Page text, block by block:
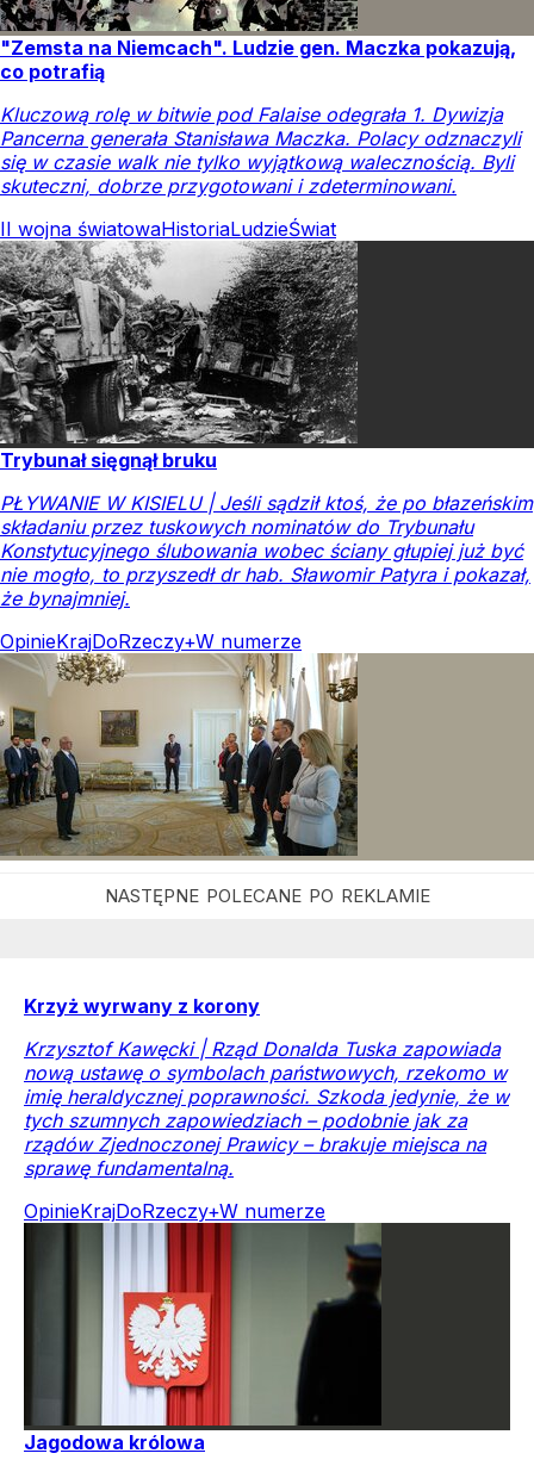
"Zemsta na Niemcach". Ludzie gen. Maczka pokazują,
co potrafią
Kluczową rolę w bitwie pod Falaise odegrała 1. Dywizja
Pancerna generała Stanisława Maczka. Polacy odznaczyli
się w czasie walk nie tylko wyjątkową walecznością. Byli
skuteczni, dobrze przygotowani i zdeterminowani.
II wojna światowaHistoriaLudzieŚwiat
Trybunał sięgnął bruku
PŁYWANIE W KISIELU | Jeśli sądził ktoś, że po błazeńskim
składaniu przez tuskowych nominatów do Trybunału
Konstytucyjnego ślubowania wobec ściany głupiej już być
nie mogło, to przyszedł dr hab. Sławomir Patyra i pokazał,
że bynajmniej.
OpinieKrajDoRzeczy+W numerze
Krzyż wyrwany z korony
Krzysztof Kawęcki | Rząd Donalda Tuska zapowiada
nową ustawę o symbolach państwowych, rzekomo w
imię heraldycznej poprawności. Szkoda jedynie, że w
tych szumnych zapowiedziach – podobnie jak za
rządów Zjednoczonej Prawicy – brakuje miejsca na
sprawę fundamentalną.
OpinieKrajDoRzeczy+W numerze
Jagodowa królowa